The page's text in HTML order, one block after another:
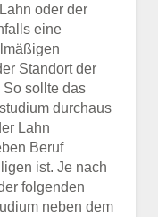
oder der
eine
Standort der
So sollte das
durchaus
Lahn
Beruf
ist. Je nach
folgenden
neben dem